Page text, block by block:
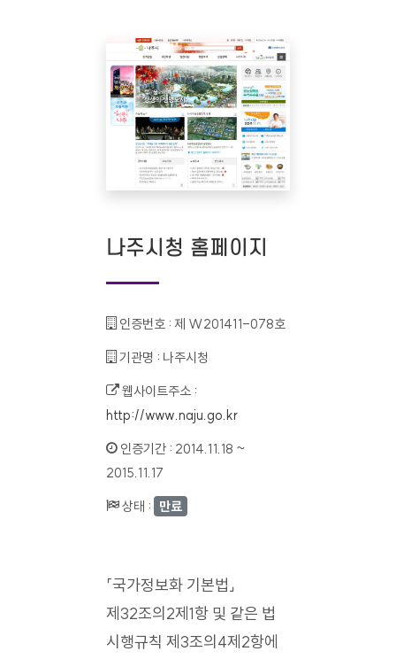
나주시청 홈페이지
인증번호 : 제 W201411-078호
기관명 : 나주시청
웹사이트주소 :
http://www.naju.go.kr
인증기간 : 2014.11.18 ~
2015.11.17
상태 : 만료
「국가정보화 기본법」
제32조의2제1항 및 같은 법
시행규칙 제3조의4제2항에